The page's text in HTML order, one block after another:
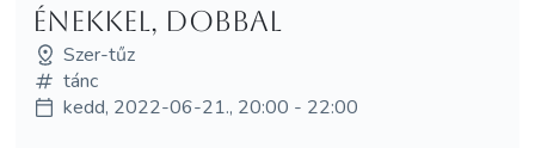
énekkel, dobbal
Szer-tűz
tánc
kedd, 2022-06-21., 20:00 - 22:00